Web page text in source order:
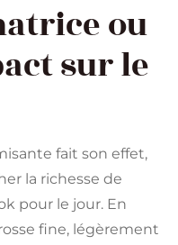
ou
sur le
fait son effet,
la richesse de
pour le jour. En
fine, légèrement